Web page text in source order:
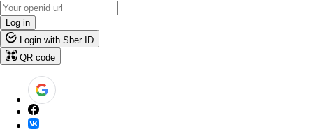
Log in
Login with Sber ID
QR code